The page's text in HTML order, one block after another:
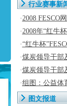
行业赛事新
·2008 FESCO
·2008年“红牛
·“红牛杯
·煤炭领导干部
·煤炭领导干部
·组图：公益体
图文报道